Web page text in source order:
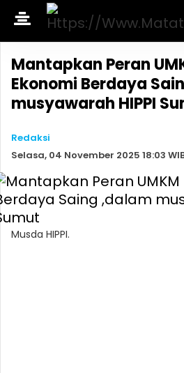
Mantapkan Peran
Ekonomi Berdaya
musyawarah HIPPI
Redaksi
Selasa, 04 November 2025 18:03
Musda HIPPI.